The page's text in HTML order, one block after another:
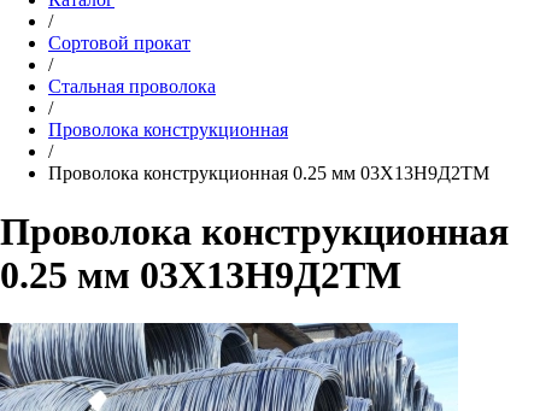
/
Сортовой прокат
/
Стальная проволока
/
Проволока конструкционная
/
Проволока конструкционная 0.25 мм 03Х13Н9Д2ТМ
Проволока конструкционная
0.25 мм 03Х13Н9Д2ТМ